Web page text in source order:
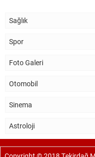
Sağlık
Spor
Foto Galeri
Otomobil
Sinema
Astroloji